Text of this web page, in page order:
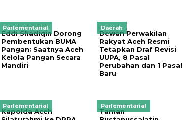
Parlementarial
Eddi Shadiqin Dorong
Pembentukan BUMA
Pangan: Saatnya Aceh
Kelola Pangan Secara
Mandiri
Daerah
Dewan Perwakilan
Rakyat Aceh Resmi
Tetapkan Draf Revisi
UUPA, 8 Pasal
Perubahan dan 1 Pasal
Baru
Parlementarial
Kapolda Aceh
Parlementarial
Taman